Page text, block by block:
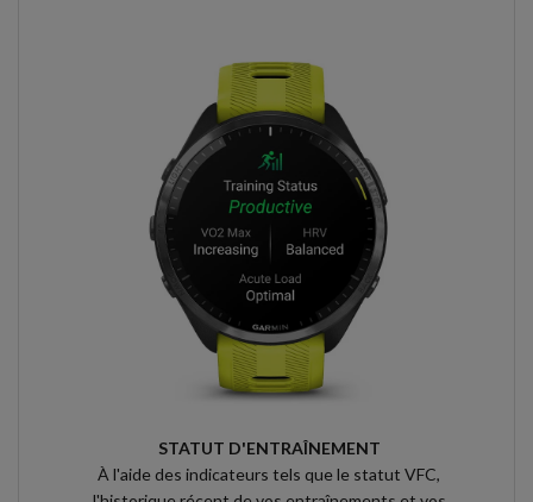
STATUT D'ENTRAÎNEMENT
À l'aide des indicateurs tels que le statut VFC,